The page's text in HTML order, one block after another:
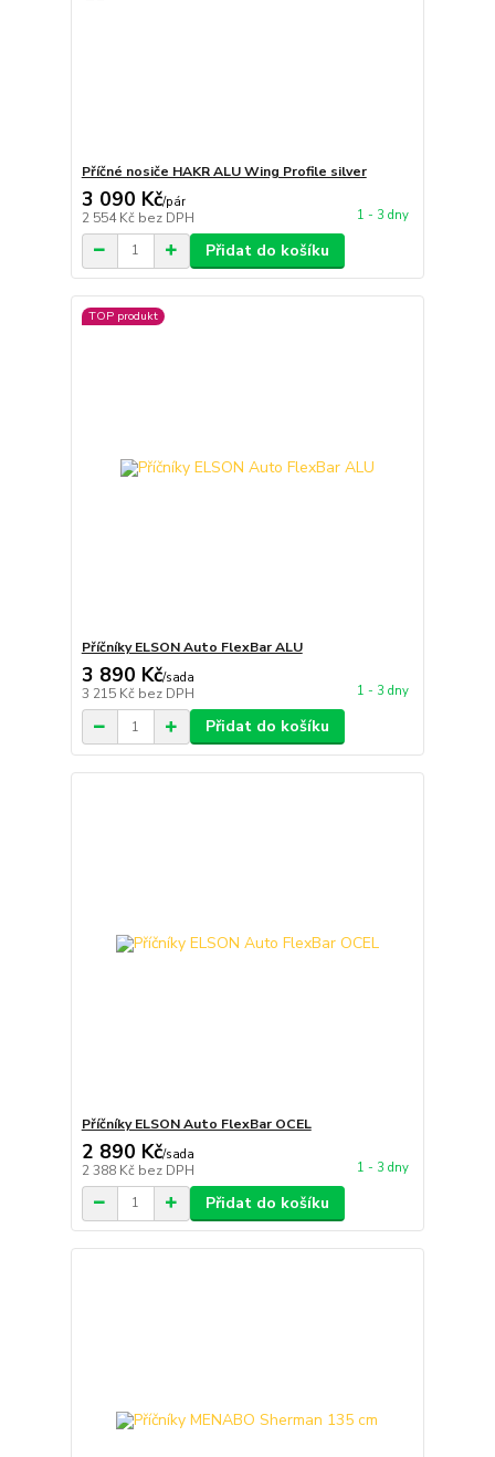
Příčné nosiče HAKR ALU Wing Profile silver
3 090 Kč/pár
2 554 Kč bez DPH 1 - 3 dny
Přidat do košíku
TOP produkt
Příčníky ELSON Auto FlexBar ALU
3 890 Kč/sada
3 215 Kč bez DPH 1 - 3 dny
Přidat do košíku
Příčníky ELSON Auto FlexBar OCEL
2 890 Kč/sada
2 388 Kč bez DPH 1 - 3 dny
Přidat do košíku